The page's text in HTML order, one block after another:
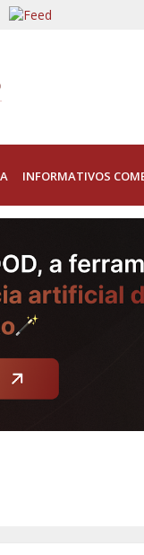
INFORMATIVOS